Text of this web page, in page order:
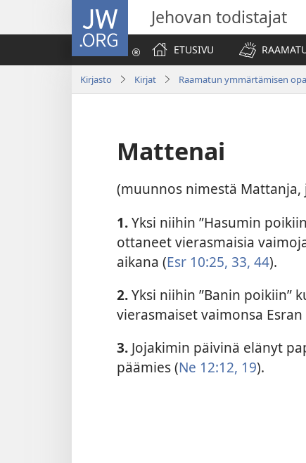
JW.ORG Jehovan todistajat
ETUSIVU
Kirjasto Kirjat Raamatun ymmärtämisen
Mattenai
(muunnos nimestä Mattanja,
1.Yksi niihin ”Hasumin
ottaneet vierasmaisia
aikana (Esr 10:25, 33, 44).
2.Yksi niihin ”Banin poikiin”
vierasmaiset vaimonsa
3. Jojakimin päivinä elänyt
päämies (Ne 12:12, 19).